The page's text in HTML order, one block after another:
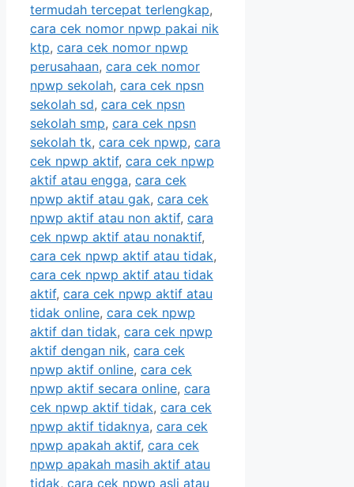
termudah tercepat terlengkap,
cara cek nomor npwp pakai nik
ktp, cara cek nomor npwp
perusahaan, cara cek nomor
npwp sekolah, cara cek npsn
sekolah sd, cara cek npsn
sekolah smp, cara cek npsn
sekolah tk, cara cek npwp, cara
cek npwp aktif, cara cek npwp
aktif atau engga, cara cek
npwp aktif atau gak, cara cek
npwp aktif atau non aktif, cara
cek npwp aktif atau nonaktif,
cara cek npwp aktif atau tidak,
cara cek npwp aktif atau tidak
aktif, cara cek npwp aktif atau
tidak online, cara cek npwp
aktif dan tidak, cara cek npwp
aktif dengan nik, cara cek
npwp aktif online, cara cek
npwp aktif secara online, cara
cek npwp aktif tidak, cara cek
npwp aktif tidaknya, cara cek
npwp apakah aktif, cara cek
npwp apakah masih aktif atau
tidak, cara cek npwp asli atau